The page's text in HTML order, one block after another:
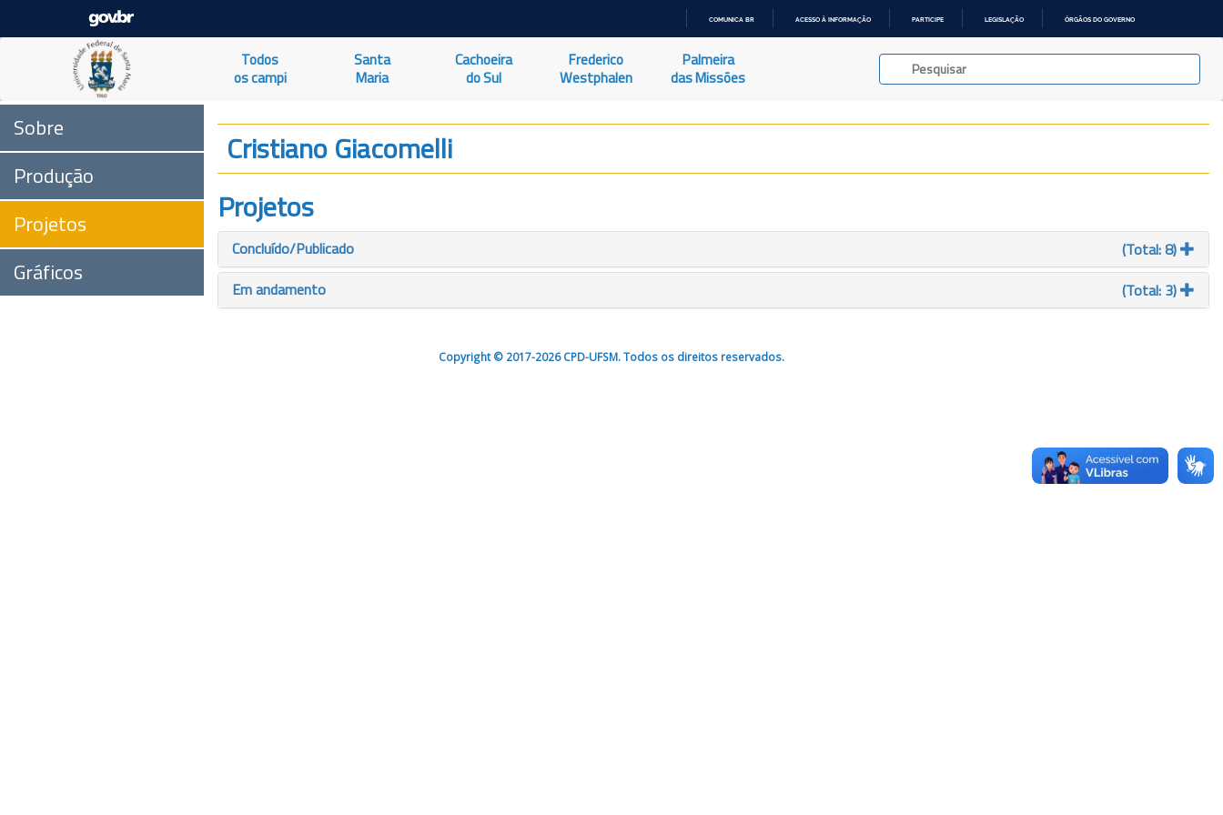
O
COMUNICA BR ACESSO À INFORMAÇÃO PARTICIPE LEGISLAÇÃO ÓRGÃOS DO GOVERNO
Todos
os campi
Santa
Maria
Cachoeira
do Sul
Frederico
Westphalen
Palmeira
das Missões
Sobre
Produção
Projetos
Gráficos
Cristiano Giacomelli
Projetos
Concluído/Publicado
(Total: 8)
Em andamento
(Total: 3)
Copyright © 2017-2026 CPD-UFSM. Todos os direitos reservados.